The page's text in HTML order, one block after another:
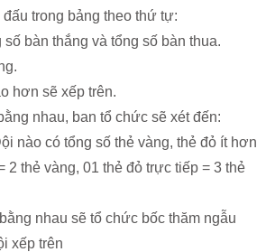
trong bảng theo thứ tự:
bàn thắng và tổng số bàn thua.
hơn sẽ xếp trên.
nhau, ban tổ chức sẽ xét đến:
nào có tổng số thẻ vàng, thẻ đỏ ít hơn
2 thẻ vàng, 01 thẻ đỏ trực tiếp = 3 thẻ
nhau sẽ tổ chức bốc thăm ngẫu
xếp trên